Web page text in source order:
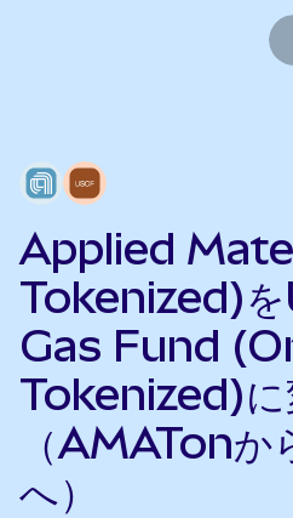
Applied
Tokenized)
Gas Fund
Tokenized)に
（AMATon
へ）